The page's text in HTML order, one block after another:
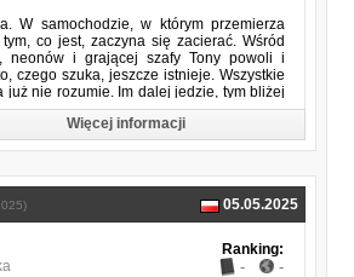
W samochodzie, w którym przemierza
co jest, zaczyna się zacierać. Wśród
neonów i grającej szafy Tony powoli i
czego szuka, jeszcze istnieje. Wszystkie
nie rozumie. Im dalej jedzie, tym bliżej
Więcej informacji
05.05.2025
Ranking:
- -